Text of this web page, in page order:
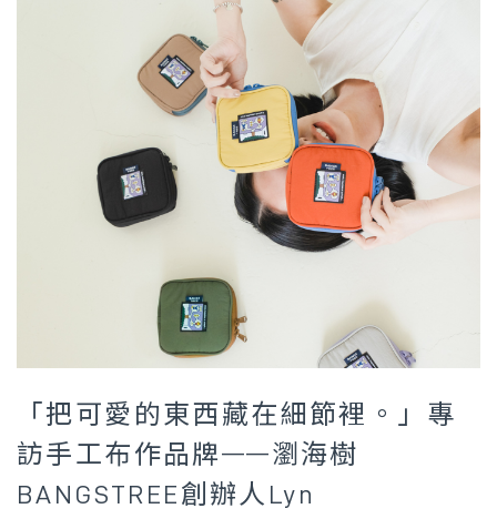
「把可愛的東西藏在細節裡。」專
訪手工布作品牌——瀏海樹
BANGSTREE創辦人Lyn